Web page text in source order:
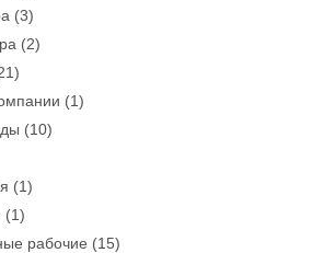
(3)
(2)
(1)
(10)
(1)
(1)
рабочие (15)